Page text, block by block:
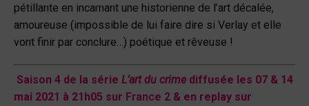
pétillante en incarnant une historienne de l’art décalée,
amoureuse (impossible de lui faire dire si Verlay et elle
vont finir par conclure…) poétique et rêveuse !
Saison 4 de la série L’art du crime diffusée les 07 & 14
mai 2021 à 21h05 sur France 2 & en replay sur